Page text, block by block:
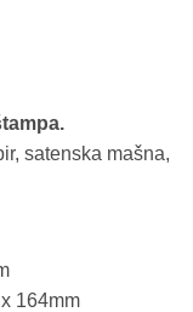
satenska mašna,
164mm